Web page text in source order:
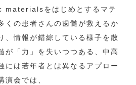
materialsをはじめとするマテ
くの患者さんの歯髄が救えるか
、情報が錯綜している様子を散
が「力」を失いつつある、中高
には若年者とは異なるアプロー
演会では、